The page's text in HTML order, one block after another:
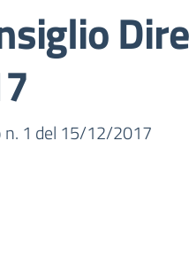
n. 1 del 15/12/2017